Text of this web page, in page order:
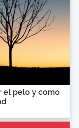
el pelo y como